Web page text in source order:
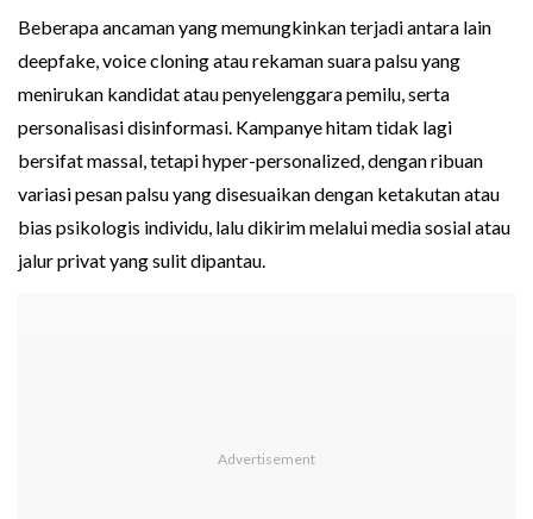
Beberapa ancaman yang memungkinkan terjadi antara lain
deepfake, voice cloning atau rekaman suara palsu yang
menirukan kandidat atau penyelenggara pemilu, serta
personalisasi disinformasi. Kampanye hitam tidak lagi
bersifat massal, tetapi hyper-personalized, dengan ribuan
variasi pesan palsu yang disesuaikan dengan ketakutan atau
bias psikologis individu, lalu dikirim melalui media sosial atau
jalur privat yang sulit dipantau.